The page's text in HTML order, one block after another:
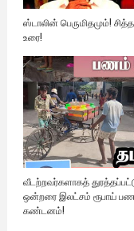
ஸ்டாலின் பெருமிதமும்!
உரை!
வீடற்றவர்களாகத்
ஒன்றரை இலட்சம் ரூபாய்
கண்டனம்!